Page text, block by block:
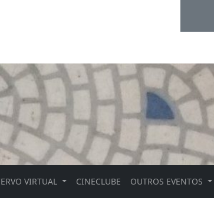
VIRTUAL CINECLUBE OUTROS EVENTOS